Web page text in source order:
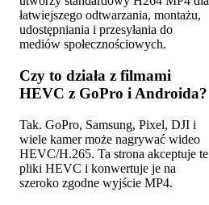
łatwiejszego odtwarzania, montażu,
udostępniania i przesyłania do
mediów społecznościowych.
Czy to działa z filmami
HEVC z GoPro i Androida?
Tak. GoPro, Samsung, Pixel, DJI i
wiele kamer może nagrywać wideo
HEVC/H.265. Ta strona akceptuje te
pliki HEVC i konwertuje je na
szeroko zgodne wyjście MP4.